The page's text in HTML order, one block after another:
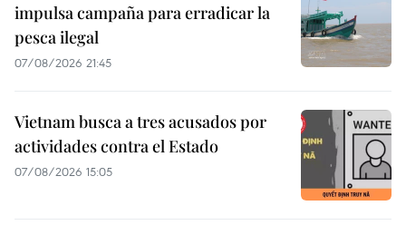
impulsa campaña para erradicar la
pesca ilegal
07/08/2026 21:45
Vietnam busca a tres acusados por
actividades contra el Estado
07/08/2026 15:05